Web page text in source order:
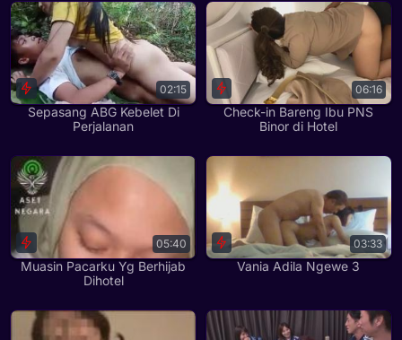
Sepasang ABG Kebelet Di
Perjalanan
02:15
Check-in Bareng Ibu PNS
Binor di Hotel
06:16
Muasin Pacarku Yg Berhijab
Dihotel
05:40
Vania Adila Ngewe 3
03:33